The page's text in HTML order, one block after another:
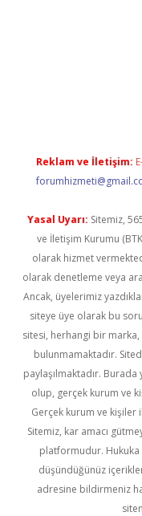
Reklam ve İletişim:
Yasal Uyarı: Sitemiz,
ve İletişim Kurumu
olarak hizmet
olarak denetleme veya
Ancak, üyelerimiz
siteye üye olarak bu
sitesi, herhangi bir marka,
bulunmamaktadır.
paylaşılmaktadır.
olup, gerçek kurum ve
Gerçek kurum ve
Sitemiz, kar amacı
platformudur. Hukuka
düşündüğünüz
adresine bildirmeniz